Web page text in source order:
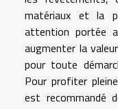
matériaux et la
attention portée
augmenter la
pour toute
Pour profiter
est recommandé